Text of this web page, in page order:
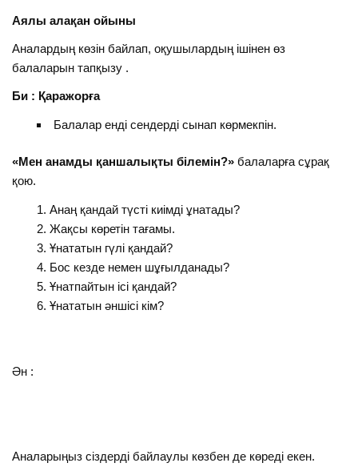
Аялы алақан ойыны
Аналардың көзін байлап, оқушылардың ішінен өз
балаларын тапқызу .
Би : Қаражорға
Балалар енді сендерді сынап көрмекпін.
«Мен анамды қаншалықты білемін?» балаларға сұрақ
қою.
Анаң қандай түсті киімді ұнатады?
Жақсы көретін тағамы.
Ұнататын гүлі қандай?
Бос кезде немен шұғылданады?
Ұнатпайтын ісі қандай?
Ұнататын әншісі кім?
Ән :
Аналарыңыз сіздерді байлаулы көзбен де көреді екен.